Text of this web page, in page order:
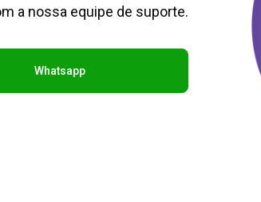
a nossa equipe de suporte.
Whatsapp